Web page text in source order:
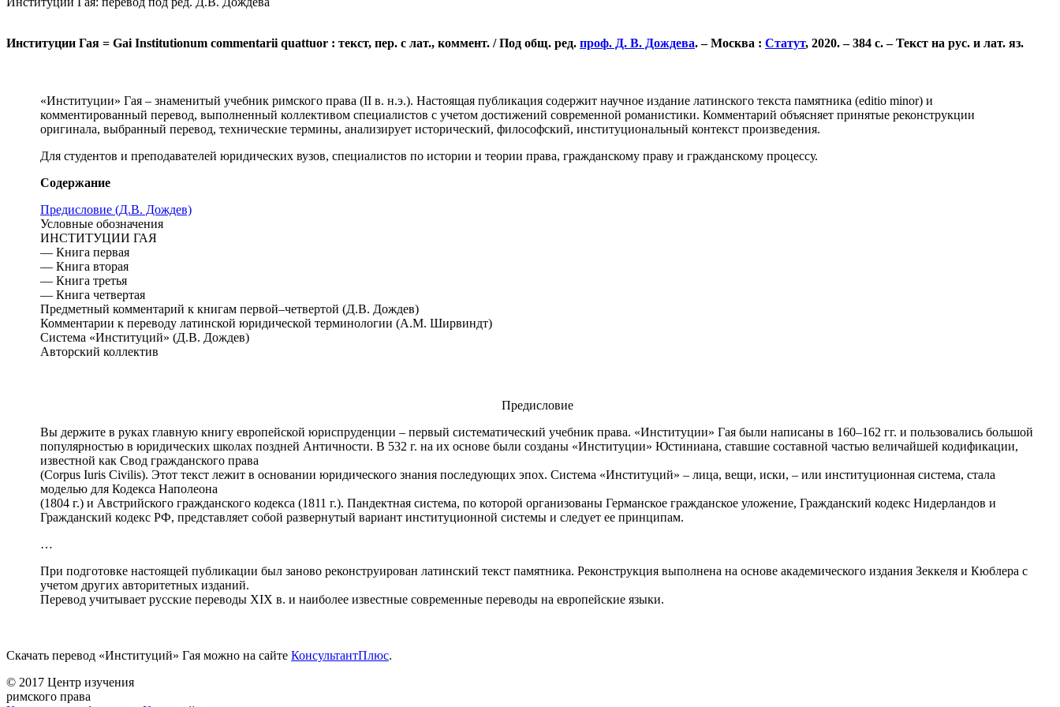
Институции Гая = Gai Institutionum commentarii quattuor : текст, пер. с лат., коммент. / Под общ. ред. проф. Д. В. Дождева. – Москва : Статут, 2020. – 384 с. – Текст на рус. и лат. яз.
«Институции» Гая – знаменитый учебник римского права (II в. н.э.). Настоящая публикация содержит научное издание латинского текста памятника (editio minor) и
комментированный перевод, выполненный коллективом специалистов с учетом достижений современной романистики. Комментарий объясняет принятые реконструкции
оригинала, выбранный перевод, технические термины, анализирует исторический, философский, институциональный контекст произведения.
Для студентов и преподавателей юридических вузов, специалистов по истории и теории права, гражданскому праву и гражданскому процессу.
Содержание
Предисловие (Д.В. Дождев)
Условные обозначения
ИНСТИТУЦИИ ГАЯ
— Книга первая
— Книга вторая
— Книга третья
— Книга четвертая
Предметный комментарий к книгам первой–четвертой (Д.В. Дождев)
Комментарии к переводу латинской юридической терминологии (А.М. Ширвиндт)
Система «Институций» (Д.В. Дождев)
Авторский коллектив
Предисловие
Вы держите в руках главную книгу европейской юриспруденции – первый систематический учебник права. «Институции» Гая были написаны в 160–162 гг. и пользовались большой
популярностью в юридических школах поздней Античности. В 532 г. на их основе были созданы «Институции» Юстиниана, ставшие составной частью величайшей кодификации,
известной как Свод гражданского права
(Corpus Iuris Civilis). Этот текст лежит в основании юридического знания последующих эпох. Система «Институций» – лица, вещи, иски, – или институционная система, стала
моделью для Кодекса Наполеона
(1804 г.) и Австрийского гражданского кодекса (1811 г.). Пандектная система, по которой организованы Германское гражданское уложение, Гражданский кодекс Нидерландов и
Гражданский кодекс РФ, представляет собой развернутый вариант институционной системы и следует ее принципам.
…
При подготовке настоящей публикации был заново реконструирован латинский текст памятника. Реконструкция выполнена на основе академического издания Зеккеля и Кюблера с
учетом других авторитетных изданий.
Перевод учитывает русские переводы XIX в. и наиболее известные современные переводы на европейские языки.
Скачать перевод «Институций» Гая можно на сайте КонсультантПлюс.
© 2017 Центр изучения
римского права